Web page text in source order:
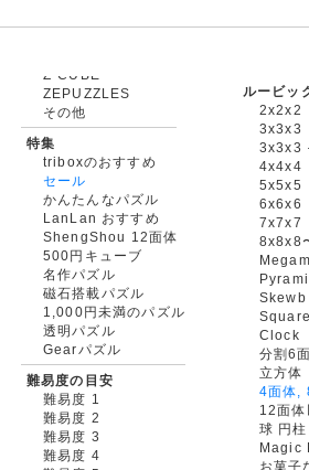
ZEPUZZLES
その他
特集
triboxのおすすめ
セール
かんたんなパズル
LanLan おすすめ
ShengShou 12面体
500円キューブ
名作パズル
磁石搭載パズル
1,000円未満のパズル
透明パズル
Gearパズル
難易度の目安
難易度 1
難易度 2
難易度 3
難易度 4
ルービッ
2x2x2
3x3x3
3x3x3
4x4x4
5x5x5
6x6x6
7x7x7
8x8x8
Skewb
Clock
分割6
立方体
4面体,
12面体
球 円柱
Magic
お菓子